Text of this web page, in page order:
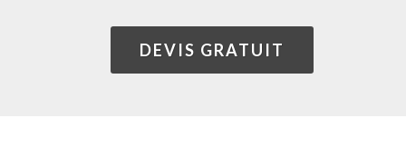
DEVIS GRATUIT